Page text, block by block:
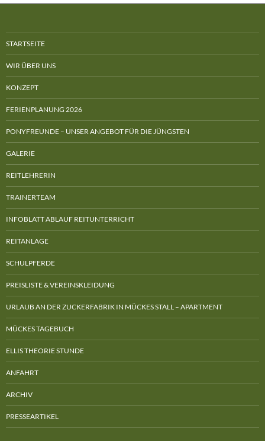
STARTSEITE
WIR ÜBER UNS
KONZEPT
FERIENPLANUNG 2026
PONYFREUNDE – UNSER ANGEBOT FÜR DIE JÜNGSTEN
GALERIE
REITLEHRERIN
TRAINERTEAM
INFOBLATT ABLAUF REITUNTERRICHT
REITANLAGE
SCHULPFERDE
PREISLISTE & VEREINSKLEIDUNG
URLAUB AN DER ZUCKERFABRIK IN MÜCKES STALL – APARTMENT
MÜCKES TAGEBUCH
ELLIS THEORIE STUNDE
ANFAHRT
ARCHIV
PRESSEARTIKEL